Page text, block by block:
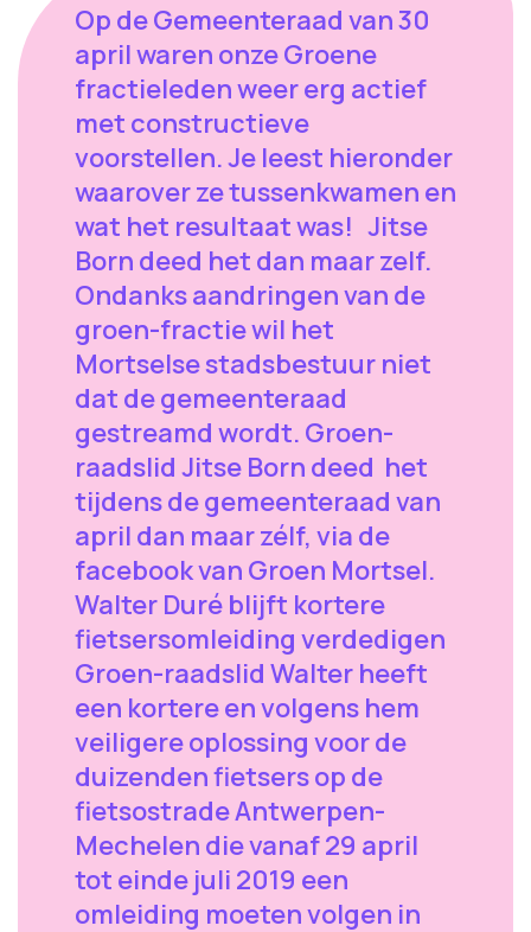
Op de Gemeenteraad van 30
april waren onze Groene
fractieleden weer erg actief
met constructieve
voorstellen. Je leest hieronder
waarover ze tussenkwamen en
wat het resultaat was! Jitse
Born deed het dan maar zelf.
Ondanks aandringen van de
groen-fractie wil het
Mortselse stadsbestuur niet
dat de gemeenteraad
gestreamd wordt. Groen-
raadslid Jitse Born deed het
tijdens de gemeenteraad van
april dan maar zélf, via de
facebook van Groen Mortsel.
Walter Duré blijft kortere
fietsersomleiding verdedigen
Groen-raadslid Walter heeft
een kortere en volgens hem
veiligere oplossing voor de
duizenden fietsers op de
fietsostrade Antwerpen-
Mechelen die vanaf 29 april
tot einde juli 2019 een
omleiding moeten volgen in